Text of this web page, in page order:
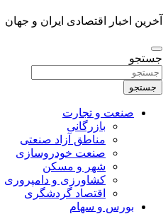
آخرین اخبار اقتصادی ایران و جهان
جستجو
جستجو
صنعت و تجارت
بازرگانی
مناطق آزاد صنعتی
صنعت خودروسازی
شهر و مسکن
کشاورزی و دامپروری
اقتصاد گردشگری
بورس و سهام